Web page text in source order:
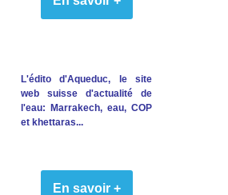
L'édito d'Aqueduc, le site
web suisse d'actualité de
l'eau: Marrakech, eau, COP
et khettaras...
En savoir +